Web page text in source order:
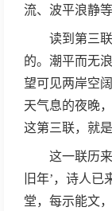
流、波平浪静
读到第三联
的。潮平而无
望可见两岸空
天气息的夜晚
这第三联，就
这一联历来
旧年’，诗人
堂，每示能文